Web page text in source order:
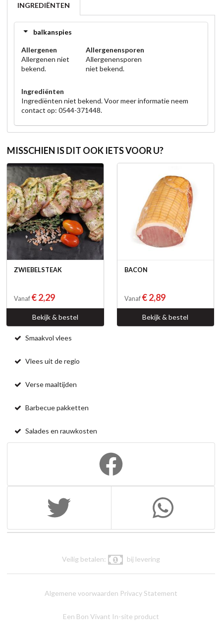
INGREDIËNTEN
balkanspies
Allergenen
Allergenen niet
bekend.
Allergenensporen
Allergenensporen
niet bekend.
Ingrediënten
Ingrediënten niet bekend. Voor meer informatie neem
contact op: 0544-371448.
MISSCHIEN IS DIT OOK IETS VOOR U?
ZWIEBELSTEAK
Vanaf € 2,29
Bekijk & bestel
BACON
Vanaf € 2,89
Bekijk & bestel
Smaakvol vlees
Vlees uit de regio
Verse maaltijden
Barbecue pakketten
Salades en rauwkosten
Veilig betalen: bij levering
Algemene voorwaarden Privacy Statement
Een Bon Vivant In-site product